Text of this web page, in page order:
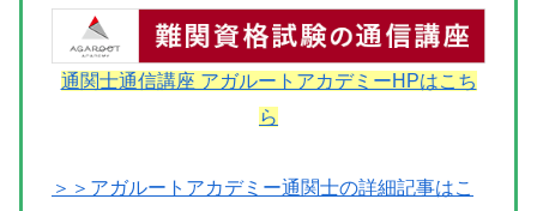
通関士通信講座 アガルートアカデミーHPはこち
ら
＞＞アガルートアカデミー通関士の詳細記事はこ